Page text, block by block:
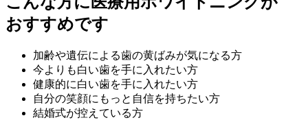
おすすめです
加齢や遺伝による歯の黄ばみが気になる方
今よりも白い歯を手に入れたい方
健康的に白い歯を手に入れたい方
自分の笑顔にもっと自信を持ちたい方
結婚式が控えている方